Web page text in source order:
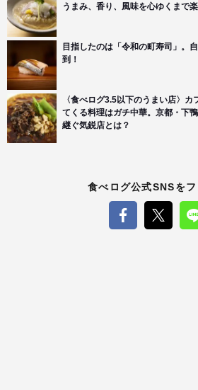
うまみ、香り、風味を心ゆくまで
目指したのは「令和の町寿司」。
到！
〈食べログ3.5以下のうまい店〉
てくる料理はガチ中華。京都・下
継ぐ気鋭店とは？
食べログ公式SNSを